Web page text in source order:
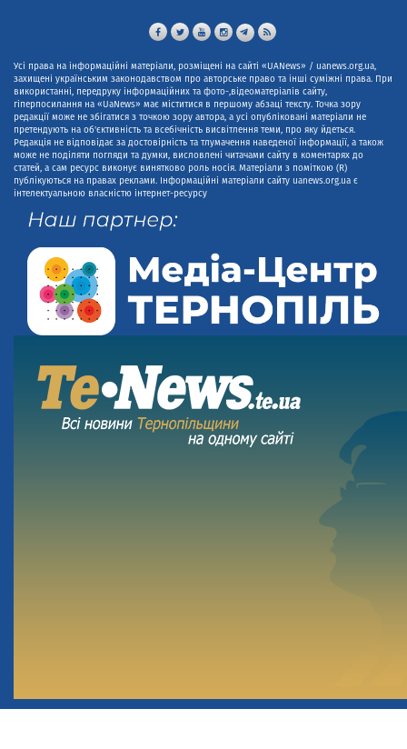
Усі права на інформаційні матеріали, розміщені на сайті «UANews» / uanews.org.ua,
захищені українським законодавством про авторське право та інші суміжні права. При
використанні, передруку інформаційних та фото-,відеоматеріалів сайту,
гіперпосилання на «UaNews» має міститися в першому абзаці тексту. Точка зору
редакції може не збігатися з точкою зору автора, а усі опубліковані матеріали не
претендують на об'єктивність та всебічність висвітлення теми, про яку йдеться.
Редакція не відповідає за достовірність та тлумачення наведеної інформації, а також
може не поділяти погляди та думки, висловлені читачами сайту в коментарях до
статей, а сам ресурс виконує винятково роль носія. Матеріали з поміткою (R)
публікуються на правах реклами. Інформаційні матеріали сайту uanews.org.ua є
інтелектуальною власністю інтернет-ресурсу